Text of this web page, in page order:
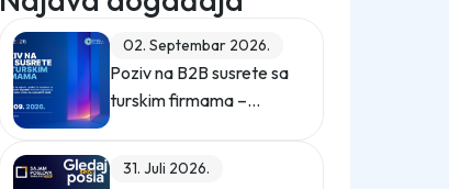
02. Septembar 2026.
Poziv na B2B susrete sa
turskim firmama –
ZEPS 2026
31. Juli 2026.